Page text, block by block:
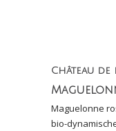
Château de
Maguelonne
bio-